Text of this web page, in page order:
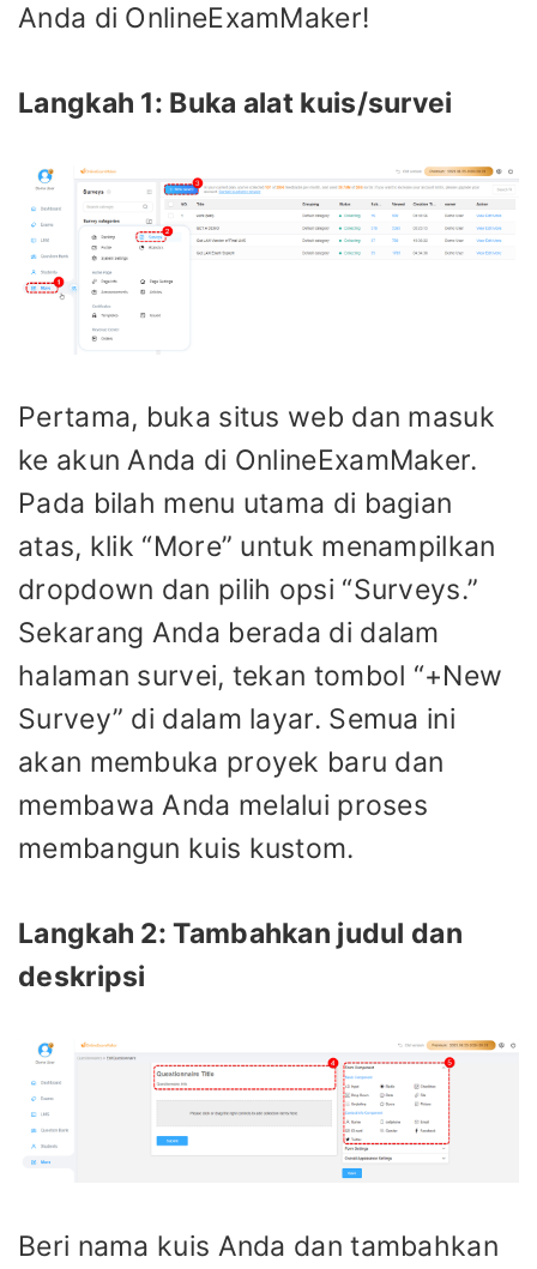
Anda di OnlineExamMaker!
Langkah 1: Buka alat kuis/survei
Pertama, buka situs web dan masuk
ke akun Anda di OnlineExamMaker.
Pada bilah menu utama di bagian
atas, klik “More” untuk menampilkan
dropdown dan pilih opsi “Surveys.”
Sekarang Anda berada di dalam
halaman survei, tekan tombol “+New
Survey” di dalam layar. Semua ini
akan membuka proyek baru dan
membawa Anda melalui proses
membangun kuis kustom.
Langkah 2: Tambahkan judul dan
deskripsi
Beri nama kuis Anda dan tambahkan